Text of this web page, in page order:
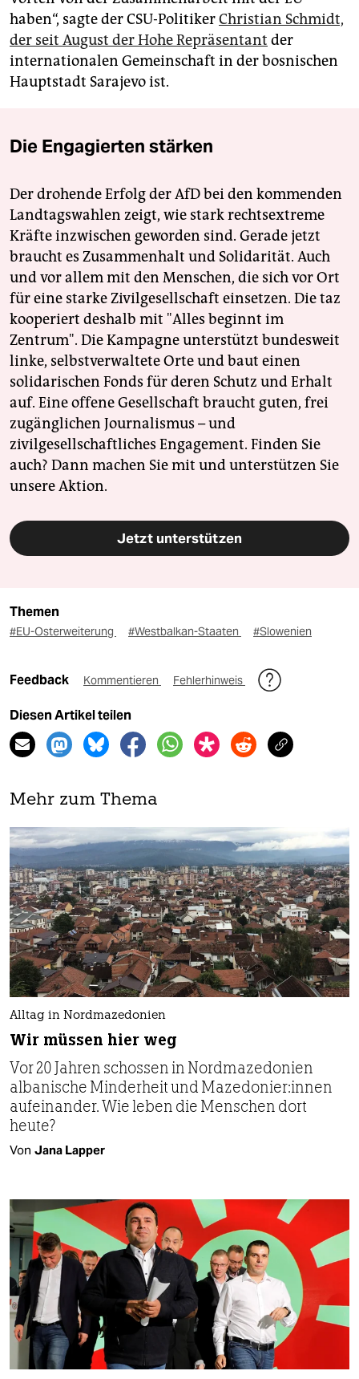
haben“, sagte der CSU-PolitikerChristian Schmidt,
der seit August der Hohe Repräsentant der
internationalen Gemeinschaft in der bosnischen
Hauptstadt Sarajevo ist.
Die Engagierten stärken
Der drohende Erfolg der AfD bei den kommenden
Landtagswahlen zeigt, wie stark rechtsextreme
Kräfte inzwischen geworden sind. Gerade jetzt
braucht es Zusammenhalt und Solidarität. Auch
und vor allem mit den Menschen, die sich vor Ort
für eine starke Zivilgesellschaft einsetzen. Die taz
kooperiert deshalb mit "Alles beginnt im
Zentrum". Die Kampagne unterstützt bundesweit
linke, selbstverwaltete Orte und baut einen
solidarischen Fonds für deren Schutz und Erhalt
auf. Eine offene Gesellschaft braucht guten, frei
zugänglichen Journalismus – und
zivilgesellschaftliches Engagement. Finden Sie
auch? Dann machen Sie mit und unterstützen Sie
unsere Aktion.
Jetzt unterstützen
Themen
#EU-Osterweiterung #Westbalkan-Staaten #Slowenien
Feedback Kommentieren Fehlerhinweis
Diesen Artikel teilen
Mehr zum Thema
Alltag in Nordmazedonien
Wir müssen hier weg
Vor 20 Jahren schossen in Nordmazedonien
albanische Minderheit und Ma­ze­do­nie­r:in­nen
aufeinander. Wie leben die Menschen dort
heute?
Von Jana Lapper